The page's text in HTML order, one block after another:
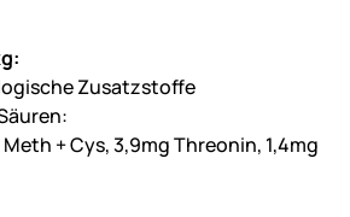
Zusatzstoffe
+ Cys, 3,9mg Threonin, 1,4mg